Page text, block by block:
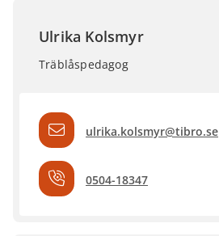
Ulrika Kolsmyr
Träblåspedagog
ulrika.kolsmyr@tibro.se
0504-18347